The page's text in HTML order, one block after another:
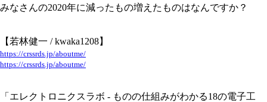
みなさんの2020年に減ったもの増えたものはなんですか？
【若林健一 / kwaka1208】
https://crssrds.jp/aboutme/
https://crssrds.jp/aboutme/
「エレクトロニクスラボ - ものの仕組みがわかる18の電子工